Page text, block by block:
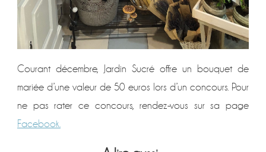
Courant décembre, Jardin Sucré offre un bouquet de
mariée d’une valeur de 50 euros lors d’un concours. Pour
ne pas rater ce concours, rendez-vous sur sa page
Facebook.